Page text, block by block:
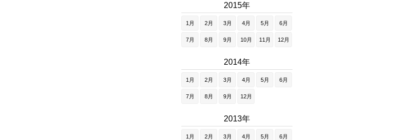
2015年
1月 2月 3月 4月 5月 6月
7月 8月 9月 10月 11月 12月
2014年
1月 2月 3月 4月 5月 6月
7月 8月 9月 12月
2013年
1月 2月 3月 4月 5月 6月